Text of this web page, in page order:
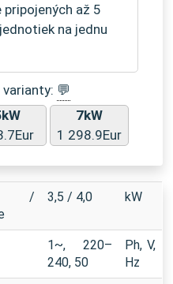
pripojených až 5
na jednu
💬
7kW
1 298.9Eur
/
3,5 / 4,0 kW
1~, 220–
240, 50
Ph, V,
Hz